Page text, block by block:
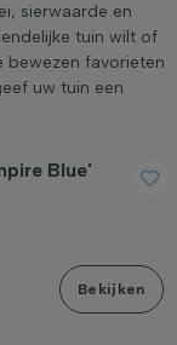
sierwaarde en
tuin wilt of
bewezen favorieten
uw tuin een
Blue'
Bekijken